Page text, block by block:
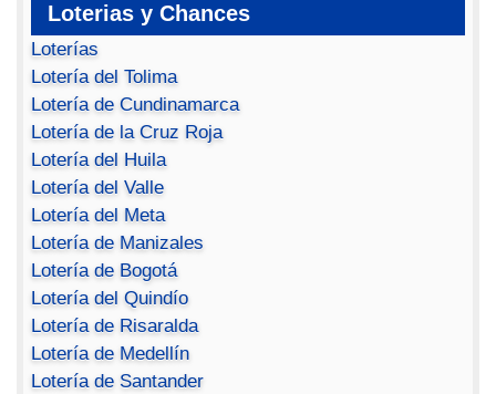
Loterias y Chances
Loterías
Lotería del Tolima
Lotería de Cundinamarca
Lotería de la Cruz Roja
Lotería del Huila
Lotería del Valle
Lotería del Meta
Lotería de Manizales
Lotería de Bogotá
Lotería del Quindío
Lotería de Risaralda
Lotería de Medellín
Lotería de Santander